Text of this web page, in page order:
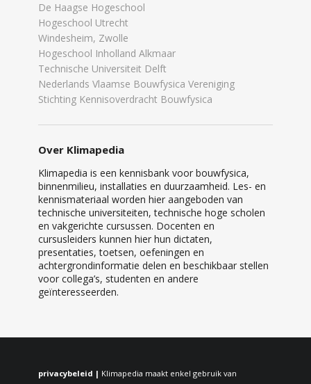
De Haagse Hogeschool
Hogeschool Utrecht
Windesheim, Zwolle
Hogeschool Inholland Alkmaar
Technische Universiteit Delft
Nederlands Vlaamse Bouwfysica Vereniging
Stichting Kennisoverdracht Bouwfysica
Over Klimapedia
Klimapedia is een kennisbank voor bouwfysica,
binnenmilieu, installaties en duurzaamheid. Les- en
kennismateriaal worden hier aangeboden van
technische universiteiten, technische hoge scholen
en vakgerichte cursussen. Docenten en
cursusleiders kunnen hier hun dictaten,
presentaties, toetsen, oefeningen en
achtergrondinformatie delen en beschikbaar stellen
voor collega’s, studenten en andere
geïnteresseerden.
privacybeleid | Klimapedia maakt enkel gebruik van